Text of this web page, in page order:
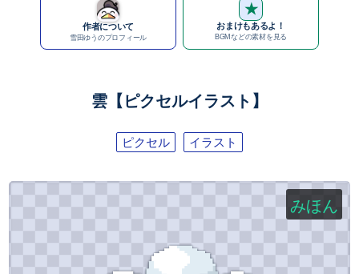
作者について
雪田ゆうのプロフィール
★
おまけもあるよ！
BGMなどの素材を見る
雲【ピクセルイラスト】
ピクセル イラスト
みほん